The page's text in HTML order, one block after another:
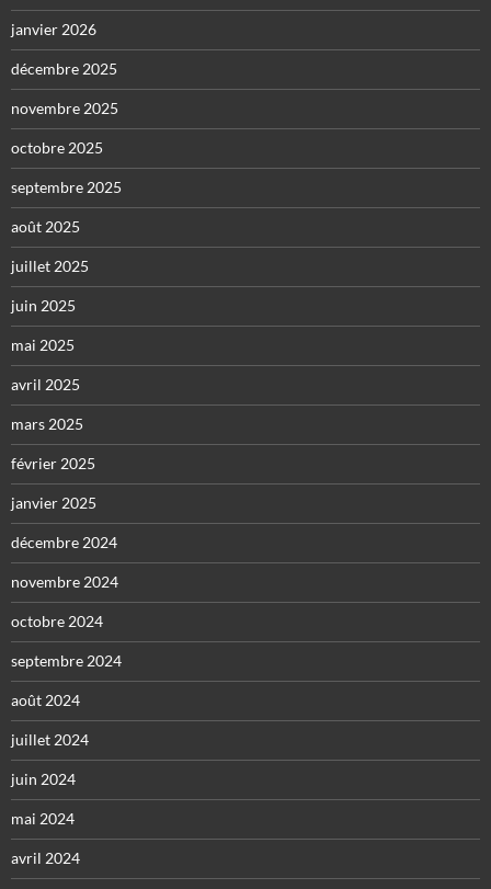
janvier 2026
décembre 2025
novembre 2025
octobre 2025
septembre 2025
août 2025
juillet 2025
juin 2025
mai 2025
avril 2025
mars 2025
février 2025
janvier 2025
décembre 2024
novembre 2024
octobre 2024
septembre 2024
août 2024
juillet 2024
juin 2024
mai 2024
avril 2024